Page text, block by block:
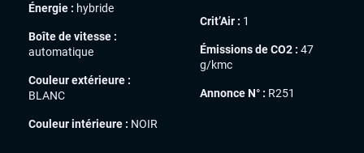
Énergie : hybride
Boîte de vitesse :
automatique
Couleur extérieure :
BLANC
Couleur intérieure : NOIR
Crit’Air : 1
Émissions de CO2 : 47
g/kmc
Annonce N° : R251